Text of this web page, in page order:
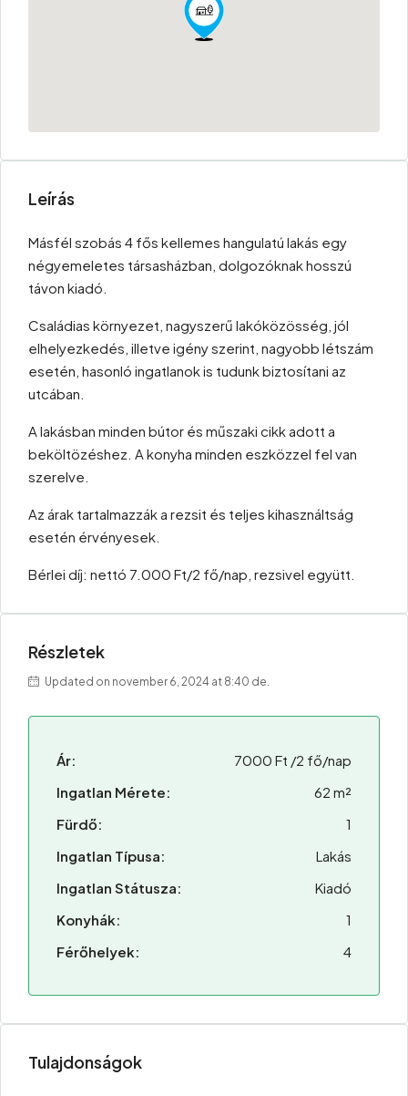
Leírás
Másfél szobás 4 fős kellemes hangulatú lakás egy
négyemeletes társasházban, dolgozóknak hosszú
távon kiadó.
Családias környezet, nagyszerű lakóközösség, jól
elhelyezkedés, illetve igény szerint, nagyobb létszám
esetén, hasonló ingatlanok is tudunk biztosítani az
utcában.
A lakásban minden bútor és műszaki cikk adott a
beköltözéshez. A konyha minden eszközzel fel van
szerelve.
Az árak tartalmazzák a rezsit és teljes kihasználtság
esetén érvényesek.
Bérlei díj: nettó 7.000 Ft/2 fő/nap, rezsivel együtt.
Részletek
Updated on november 6, 2024 at 8:40 de.
Ár:
7000 Ft /2 fő/nap
Ingatlan Mérete:
62 m²
Fürdő:
1
Ingatlan Típusa:
Lakás
Ingatlan Státusza:
Kiadó
Konyhák:
1
Férőhelyek:
4
Tulajdonságok